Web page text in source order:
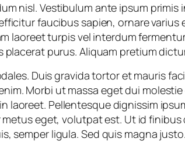
nisl. Vestibulum ante ipsum
faucibus sapien, ornare varius
laoreet turpis vel interdum
purus. Aliquam pretium
Duis gravida tortor et mauris
Morbi ut massa eget dui
laoreet. Pellentesque dignissim
eget, volutpat est. Ut id finibus
semper ligula. Sed quis magna